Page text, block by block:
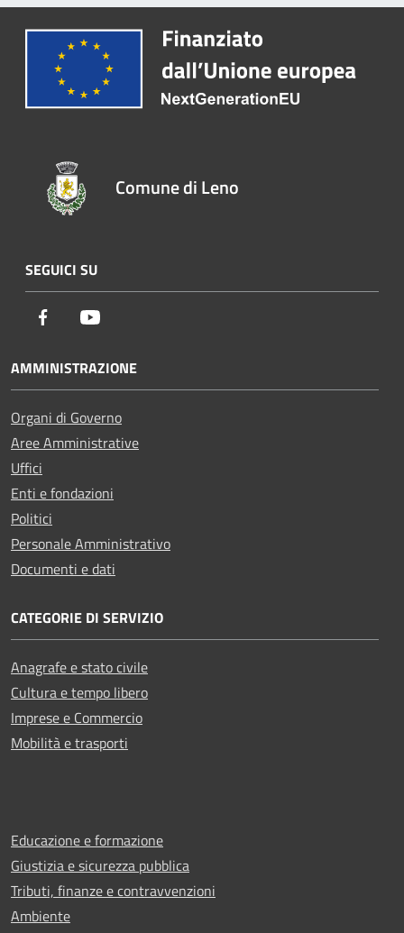
Comune di Leno
SEGUICI SU
Facebook
AMMINISTRAZIONE
Organi di Governo
Aree Amministrative
Uffici
Enti e fondazioni
Politici
Personale Amministrativo
Documenti e dati
CATEGORIE DI SERVIZIO
Anagrafe e stato civile
Cultura e tempo libero
Imprese e Commercio
Mobilità e trasporti
Educazione e formazione
Giustizia e sicurezza pubblica
Tributi, finanze e contravvenzioni
Ambiente